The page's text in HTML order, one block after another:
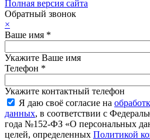
Полная версия сайта
Обратный звонок
×
Ваше имя *
Укажите Ваше имя
Телефон *
Укажите контактный телефон
Я даю своё согласие на
данных, в соответствии с
года №152-ФЗ «О персональных
целей, определенных Политикой